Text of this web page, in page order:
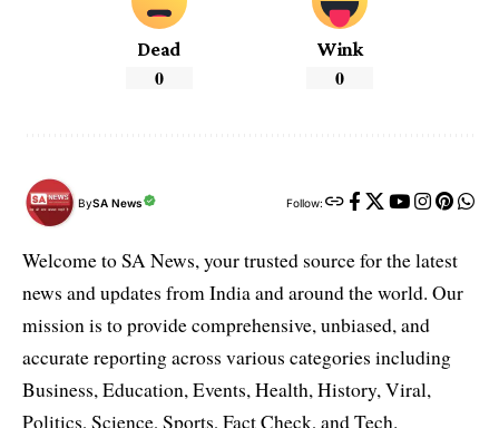
Dead
0
Wink
0
BySA News Follow:
Welcome to SA News, your trusted source for the latest
news and updates from India and around the world. Our
mission is to provide comprehensive, unbiased, and
accurate reporting across various categories including
Business, Education, Events, Health, History, Viral,
Politics, Science, Sports, Fact Check, and Tech.